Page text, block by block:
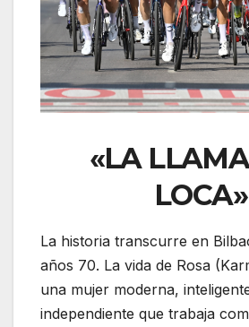
«LA
LOCA»
La historia transcurre en
años 70. La vida de Rosa
una mujer moderna,
independiente que trabaja